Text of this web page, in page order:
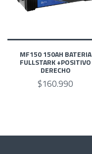
MF150 150AH BATERIA
FULLSTARK +POSITIVO
DERECHO
$160.990